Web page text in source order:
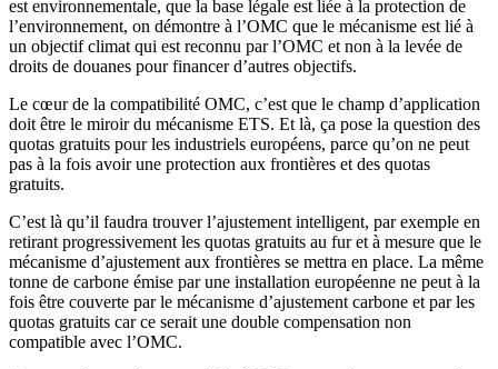
est environnementale, que la base légale est liée à la protection de
l’environnement, on démontre à l’OMC que le mécanisme est lié à
un objectif climat qui est reconnu par l’OMC et non à la levée de
droits de douanes pour financer d’autres objectifs.
Le cœur de la compatibilité OMC, c’est que le champ d’application
doit être le miroir du mécanisme ETS. Et là, ça pose la question des
quotas gratuits pour les industriels européens, parce qu’on ne peut
pas à la fois avoir une protection aux frontières et des quotas
gratuits.
C’est là qu’il faudra trouver l’ajustement intelligent, par exemple en
retirant progressivement les quotas gratuits au fur et à mesure que le
mécanisme d’ajustement aux frontières se mettra en place. La même
tonne de carbone émise par une installation européenne ne peut à la
fois être couverte par le mécanisme d’ajustement carbone et par les
quotas gratuits car ce serait une double compensation non
compatible avec l’OMC.